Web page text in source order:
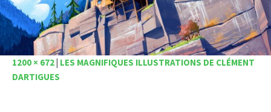
1200 × 672| LES MAGNIFIQUES ILLUSTRATIONS DE CLÉMENT
DARTIGUES